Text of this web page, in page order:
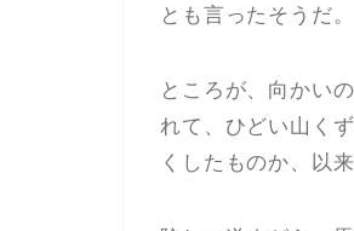
とも言ったそうだ。
ところが、向かい
れて、ひどい山く
くしたものか、以